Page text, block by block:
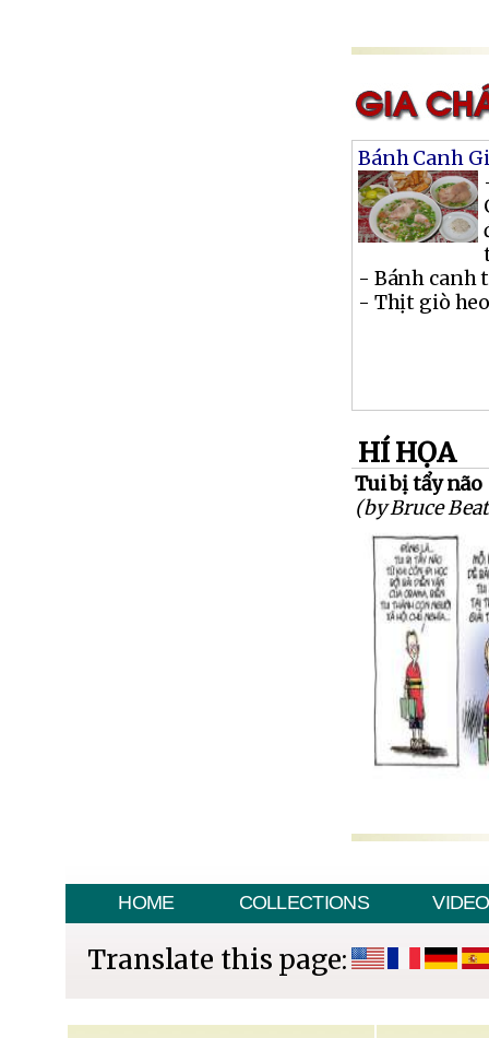
Bánh Canh
- Bánh canh
- Thịt giò
HÍ HỌA
Tui bị tẩy não
(by Bruce
HOME COLLECTIONS VIDEO
Translate this page: